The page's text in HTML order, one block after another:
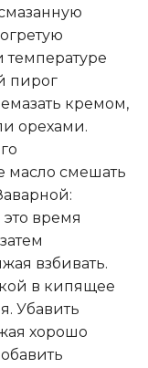
температуре
пирог
кремом,
орехами.
масло смешать
это время
взбивать.
в кипящее
Убавить
хорошо